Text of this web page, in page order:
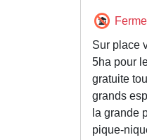
Sur place
5ha pour
gratuite
grands
la grande
pique-